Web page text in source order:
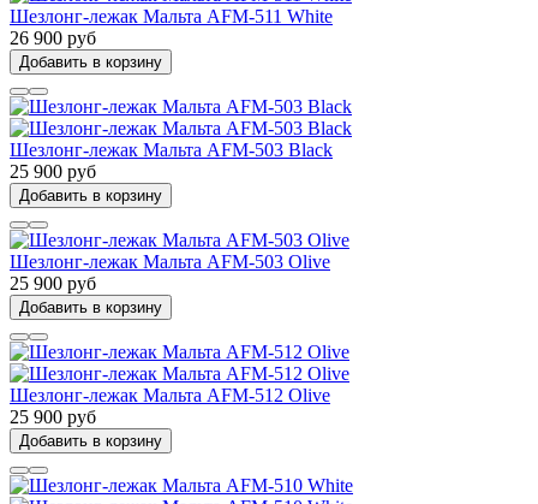
Шезлонг-лежак Мальта AFM-511 White
26 900 руб
Добавить в корзину
Шезлонг-лежак Мальта AFM-503 Black
25 900 руб
Добавить в корзину
Шезлонг-лежак Мальта AFM-503 Olive
25 900 руб
Добавить в корзину
Шезлонг-лежак Мальта AFM-512 Olive
25 900 руб
Добавить в корзину